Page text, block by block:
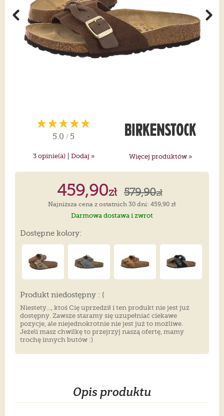
5.0 / 5
3opinie(a)| Dodaj » Więcej produktów »
459,90zł 579,90zł
Najniższa cena z ostatnich 30 dni: 459,90 zł
Darmowa dostawa i zwrot
Dostępne kolory:
Produkt niedostępny : (
Niestety..., ktoś Cię uprzedził i ten produkt nie jest już
dostępny. Zawsze staramy się uzupełniać ciekawe
pozycje, ale niejednokrotnie nie jest już to możliwe.
Jeżeli masz chwilkę to przejrzyj naszą ofertę, mamy
trochę innych butów :)
Opis produktu